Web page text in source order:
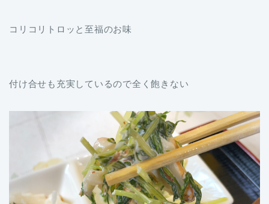
コリコリトロッと至福のお味
付け合せも充実しているので全く飽きない